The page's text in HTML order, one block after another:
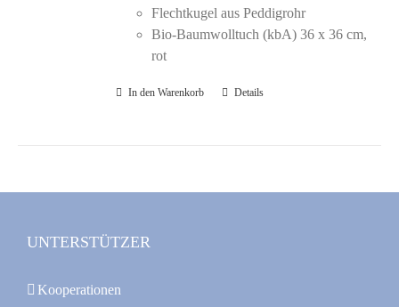
Flechtkugel aus Peddigrohr
Bio-Baumwolltuch (kbA) 36 x 36 cm,
rot
In den Warenkorb Details
UNTERSTÜTZER
Kooperationen